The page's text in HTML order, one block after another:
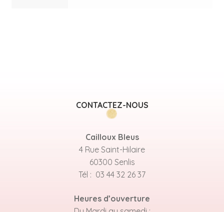
CONTACTEZ-NOUS
Cailloux Bleus
4 Rue Saint-Hilaire
60300 Senlis
Tél : 03 44 32 26 37
Heures d’ouverture